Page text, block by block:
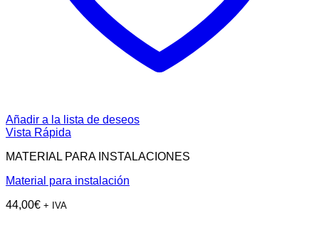
Añadir a la lista de deseos
Vista Rápida
MATERIAL PARA INSTALACIONES
Material para instalación
44,00€ + IVA